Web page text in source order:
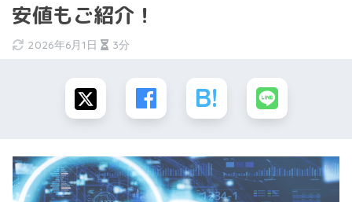
安値もご紹介！
2026年6月1日 3分